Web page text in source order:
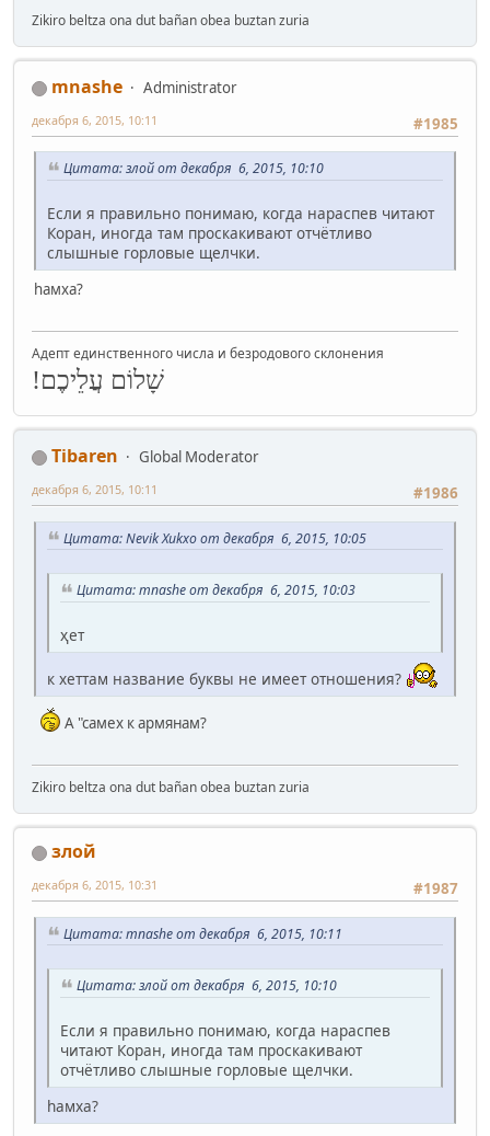
Zikiro beltza ona dut bañan obea buztan zuria
mnashe
Administrator
#1985
декабря 6, 2015, 10:11
Цитата: злой от декабря 6, 2015, 10:10
Если я правильно понимаю, когда нараспев читают
Коран, иногда там проскакивают отчётливо
слышные горловые щелчки.
hамха?
Адепт единственного числа и безродового склонения
שָׁלוֹם עֲלֵיכֶם!
Tibaren
Global Moderator
#1986
декабря 6, 2015, 10:11
Цитата: Nevik Xukxo от декабря 6, 2015, 10:05
Цитата: mnashe от декабря 6, 2015, 10:03
ҳет
к хеттам название буквы не имеет отношения?
А "самех к армянам?
Zikiro beltza ona dut bañan obea buztan zuria
злой
#1987
декабря 6, 2015, 10:31
Цитата: mnashe от декабря 6, 2015, 10:11
Цитата: злой от декабря 6, 2015, 10:10
Если я правильно понимаю, когда нараспев
читают Коран, иногда там проскакивают
отчётливо слышные горловые щелчки.
hамха?